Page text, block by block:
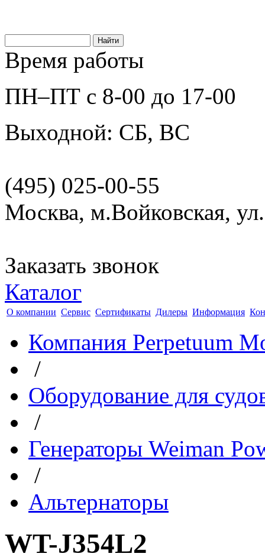
Время работы
ПН–ПТ с 8-00 до 17-00
Выходной: СБ, ВС
(495) 025-00-55
Москва, м.Войковская,
Заказать звонок
Каталог
О компании Сервис Сертификаты Дилеры Информация
Компания Perpetuum
/
Оборудование для
/
Генераторы Weiman
/
Альтернаторы
WT-J354L2